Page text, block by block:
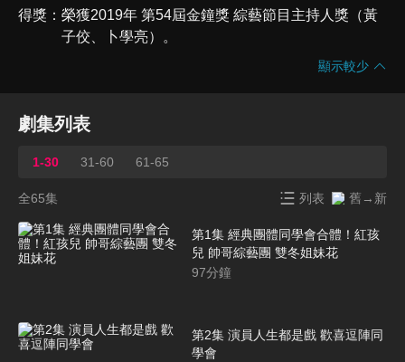
得獎
榮獲2019年 第54屆金鐘獎 綜藝節目主持人獎（黃
子佼、卜學亮）。
顯示較少
劇集列表
1-30 31-60 61-65
全65集 列表 舊→新
第1集 經典團體同學會合體！紅孩
兒 帥哥綜藝團 雙冬姐妹花
97分鐘
第2集 演員人生都是戲 歡喜逗陣同
學會